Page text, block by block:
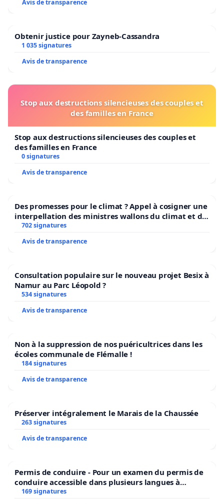
Avis de transparence
Obtenir justice pour Zayneb-Cassandra
1 035 signatures
Avis de transparence
Stop aux destructions silencieuses des couples et
des familles en France
Stop aux destructions silencieuses des couples et
des familles en France
0 signatures
Avis de transparence
Des promesses pour le climat ? Appel à cosigner une
interpellation des ministres wallons du climat et de
l’environnement.
702 signatures
Avis de transparence
Consultation populaire sur le nouveau projet Besix à
Namur au Parc Léopold ?
534 signatures
Avis de transparence
Non à la suppression de nos puéricultrices dans les
écoles communale de Flémalle !
184 signatures
Avis de transparence
Préserver intégralement le Marais de la Chaussée
263 signatures
Avis de transparence
Permis de conduire - Pour un examen du permis de
conduire accessible dans plusieurs langues à
Bruxelles
169 signatures